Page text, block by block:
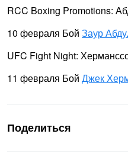
RCC Boxing Promotions:
10 февраля Бой Заур
UFC Fight Night:
11 февраля Бой Джек
Поделиться